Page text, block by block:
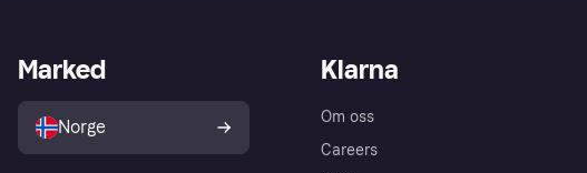
Klarna
Om oss
Careers
Marked
Norge